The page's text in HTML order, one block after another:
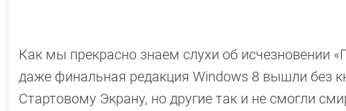
Как мы прекрасно знаем слухи об исчезновении
даже финальная редакция Windows 8 вышли без
Стартовому Экрану, но другие так и не смогли